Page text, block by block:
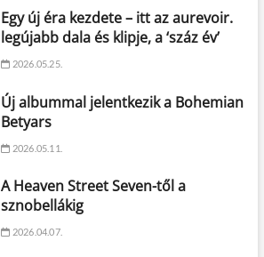
Egy új éra kezdete – itt az aurevoir.
legújabb dala és klipje, a ‘száz év’
2026.05.25.
Új albummal jelentkezik a Bohemian
Betyars
2026.05.11.
A Heaven Street Seven-től a
sznobellákig
2026.04.07.